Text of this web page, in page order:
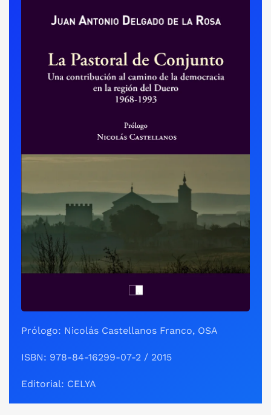
Prólogo: Nicolás Castellanos Franco, OSA
ISBN: 978-84-16299-07-2 / 2015
Editorial: CELYA